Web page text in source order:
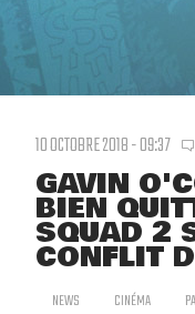
10 OCTOBRE 2018 - 09:37
GAVIN
BIEN
SQUAD 2
CONFLIT
NEWS CINÉMA